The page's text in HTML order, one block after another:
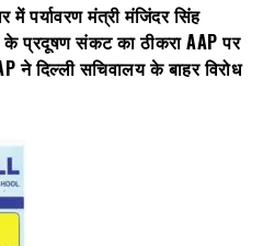
में पर्यावरण मंत्री मंजिंदर सिंह
के प्रदूषण संकट का ठीकरा AAP पर
ने दिल्ली सचिवालय के बाहर विरोध